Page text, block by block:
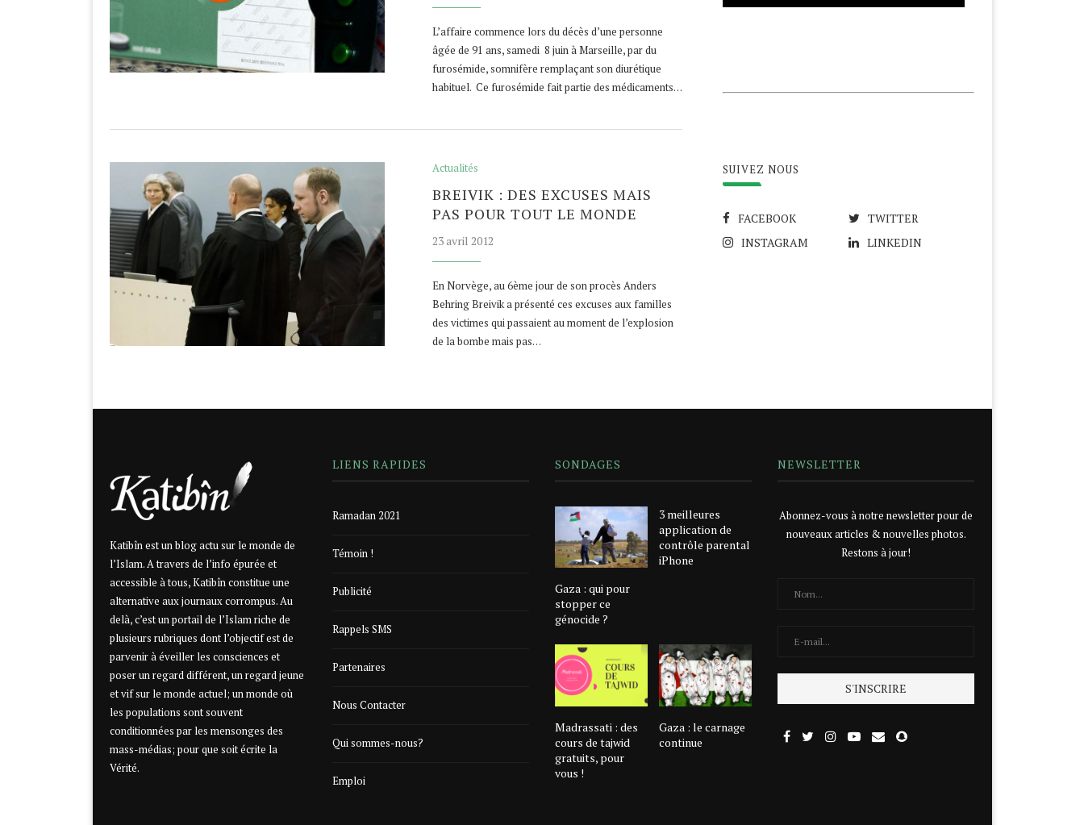
L’affaire commence lors du décès d’une personne
âgée de 91 ans, samedi 8 juin à Marseille, par du
furosémide, somnifère remplaçant son diurétique
habituel. Ce furosémide fait partie des médicaments…
Actualités
BREIVIK : DES EXCUSES MAIS
PAS POUR TOUT LE MONDE
23 avril 2012
En Norvège, au 6ème jour de son procès Anders
Behring Breivik a présenté ces excuses aux familles
des victimes qui passaient au moment de l’explosion
de la bombe mais pas…
SUIVEZ NOUS
FACEBOOK
TWITTER
INSTAGRAM
LINKEDIN
Katibîn est un blog actu sur le monde de
l’Islam. A travers de l’info épurée et
accessible à tous, Katibîn constitue une
alternative aux journaux corrompus. Au
delà, c’est un portail de l’Islam riche de
plusieurs rubriques dont l’objectif est de
parvenir à éveiller les consciences et
poser un regard différent, un regard jeune
et vif sur le monde actuel; un monde où
les populations sont souvent
conditionnées par les mensonges des
mass-médias; pour que soit écrite la
Vérité.
LIENS RAPIDES
Ramadan 2021
Témoin !
Publicité
Rappels SMS
Partenaires
Nous Contacter
Qui sommes-nous?
Emploi
SONDAGES
Gaza : qui pour
stopper ce
génocide ?
3 meilleures
application de
contrôle parental
iPhone
Madrassati : des
cours de tajwid
gratuits, pour
vous !
Gaza : le carnage
continue
NEWSLETTER
Abonnez-vous à notre newsletter pour de
nouveaux articles & nouvelles photos.
Restons à jour!